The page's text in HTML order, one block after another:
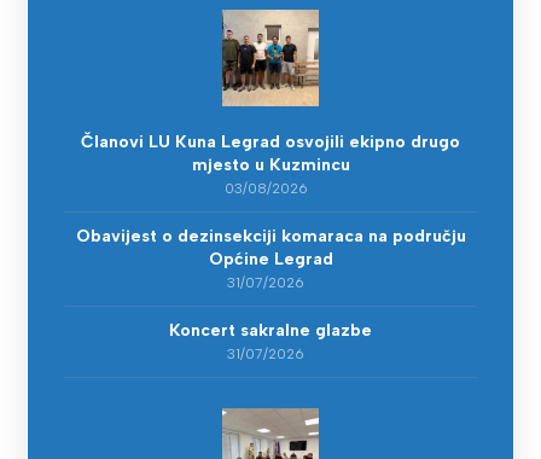
Članovi LU Kuna Legrad osvojili ekipno drugo
mjesto u Kuzmincu
03/08/2026
Obavijest o dezinsekciji komaraca na području
Općine Legrad
31/07/2026
Koncert sakralne glazbe
31/07/2026